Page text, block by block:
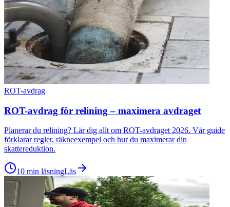
ROT-avdrag
ROT-avdrag för relining – maximera avdraget
Planerar du relining? Lär dig allt om ROT-avdraget 2026. Vår guide
förklarar regler, räkneexempel och hur du maximerar din
skattereduktion.
10 min läsningLäs